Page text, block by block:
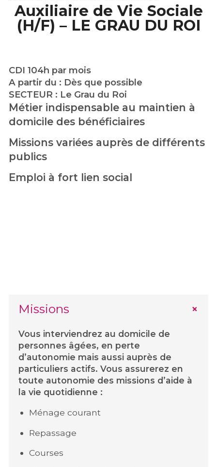
Auxiliaire de Vie Sociale
(H/F) – LE GRAU DU ROI
CDI 104h par mois
A partir du : Dès que possible
SECTEUR : Le Grau du Roi
Métier indispensable au maintien à
domicile des bénéficiaires
Missions variées auprès de différents
publics
Emploi à fort lien social
Missions
Vous interviendrez au domicile de
personnes âgées, en perte
d’autonomie mais aussi auprès de
particuliers actifs. Vous assurerez en
toute autonomie des missions d’aide à
la vie quotidienne :
Ménage courant
Repassage
Courses